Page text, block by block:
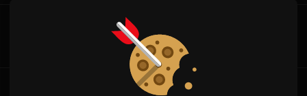
Bel met onze experts
+31(0)76 515 37 88